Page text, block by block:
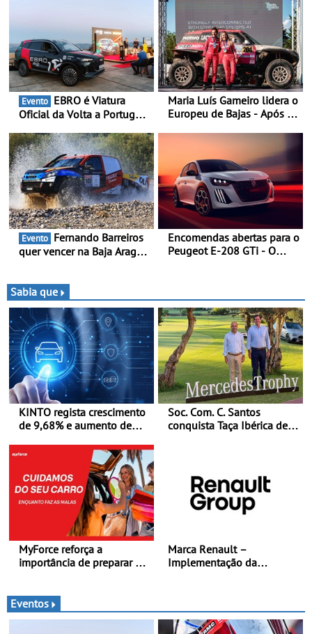
Evento
Oficial da Volta a Portugal
presença nacional ao lado
da mítica prova de ciclismo
e leva a sua gama SUV
multi-energia às estradas
de Portugal
Maria Luís Gameiro lidera o
Europeu de Bajas - Após a
Evento
quer vencer na Baja Aragón
Bajas
Encomendas abertas para o
Peugeot E-208 GTi - O
Sabia que
KINTO regista crescimento
de 9,68% e aumento de
plug-in
Soc. Com. C. Santos
conquista Taça Ibérica de
MyForce reforça a
importância de preparar o
viagem de automóvel
Marca Renault –
Implementação da
valor
Eventos